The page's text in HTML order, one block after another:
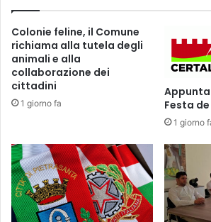
e
l
a
H
w
t
s
u
l
l
N
I
S
A
O
N
E
A
L
Colonie feline, il Comune
richiama alla tutela degli
animali e alla
collaborazione dei
cittadini
1 giorno fa
Festa
1 giorno